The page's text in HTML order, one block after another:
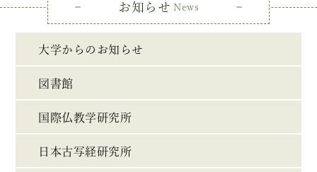
お知らせ News
大学からのお知らせ
図書館
国際仏教学研究所
日本古写経研究所